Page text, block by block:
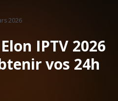
2026
IPTV 2026
vos 24h